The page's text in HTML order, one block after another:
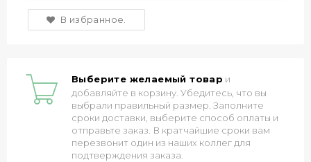
В избранное.
Выберите желаемый товар и
добавляйте в корзину. Убедитесь, что вы
выбрали правильный размер. Заполните
сроки доставки, выберите способ оплаты и
отправьте заказ. В кратчайшие сроки вам
перезвонит один из наших коллег для
подтверждения заказа.